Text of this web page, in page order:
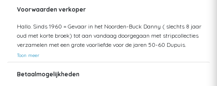
Voorwaarden verkoper
Hallo. Sinds 1960 = Gevaar in het Noorden-Buck Danny ( slechts 8 jaar
oud met korte broek) tot aan vandaag doorgegaan met stripcollecties
verzamelen met een grote voorliefde voor de jaren 50-60 Dupuis.
Helaas mijn zolder gaat bezwijken onder het gewicht. Dus opruimen.
Opsturen gaat met Post.nl =Track en Trace Nederland = tot aan 10 kg :
8,25 - tot aan 30 kg : 15- Post.nl België = tot aan 2 kg: 14,50 - tot aan 5
Toon meer
Betaalmogelijkheden